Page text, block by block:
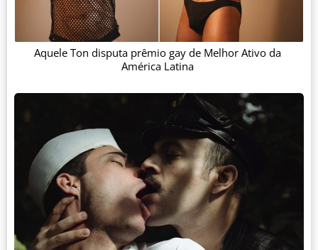
Aquele Ton disputa prêmio gay de Melhor Ativo da
América Latina